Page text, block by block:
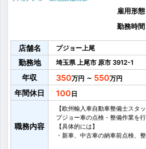
雇用形態
勤務時間
店舗名 プジョー上尾
勤務地 埼玉県 上尾市 原市 3912-1
年収 350 ～ 550
年間休日 100
職務内容
【欧州輸入車自動車整備士スタッ
プジョー車の点検・整備作業を
【具体的には】
・新車、中古車の納車前点検、